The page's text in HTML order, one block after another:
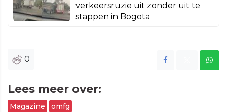
verkeersruzie uit zonder uit te
stappen in Bogota
0
Lees meer over:
Magazine omfg